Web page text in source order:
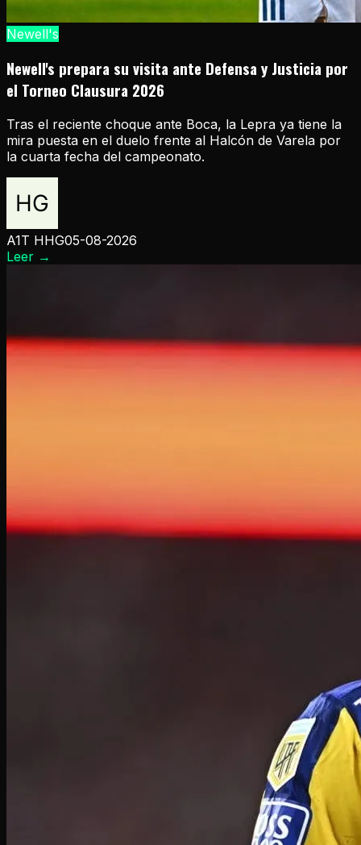
Newell's
Newell's prepara su visita ante Defensa y Justicia por
el Torneo Clausura 2026
Tras el reciente choque ante Boca, la Lepra ya tiene la
mira puesta en el duelo frente al Halcón de Varela por
la cuarta fecha del campeonato.
A1T HHG05-08-2026
Leer →